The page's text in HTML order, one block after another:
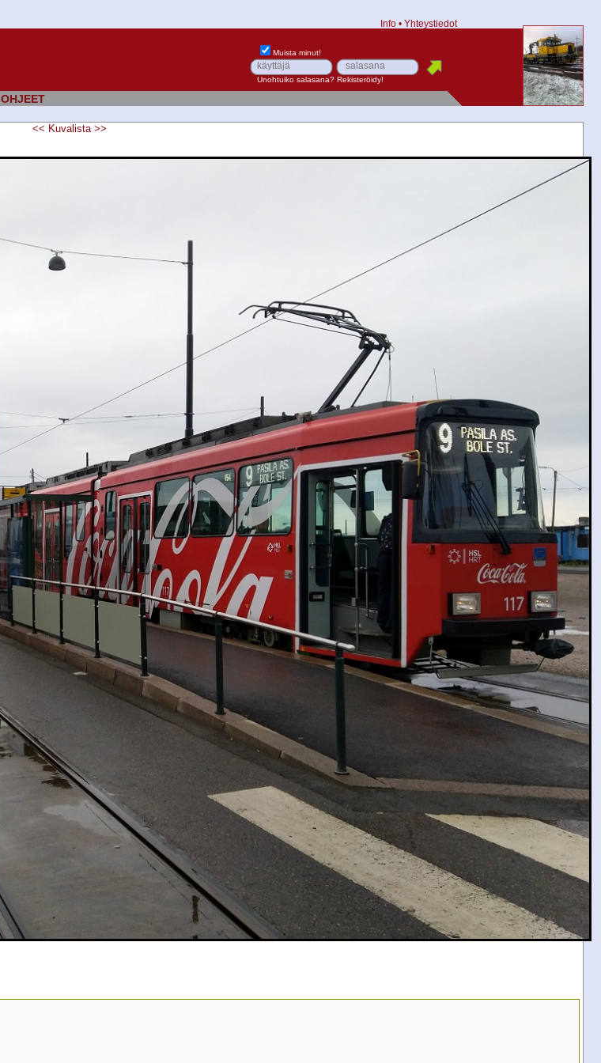
OHJEET
Info • Yhteystiedot
Muista minut!
Unohtuiko salasana? Rekisteröidy!
<< Kuvalista >>